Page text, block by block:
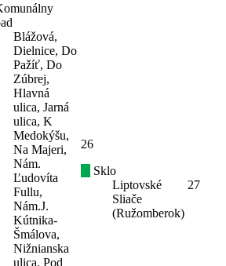
Blážová,
Dielnice, Do
Pažíť, Do
Zúbrej,
Hlavná
ulica, Jarná
ulica, K
Medokýšu,
Na Majeri,
Nám.
Ľudovíta
Fullu,
Nám.J.
Kútnika-
Šmálova,
Nižnianska
ulica, Pod
26
Sklo
Liptovské
Sliače
(Ružomberok)
27